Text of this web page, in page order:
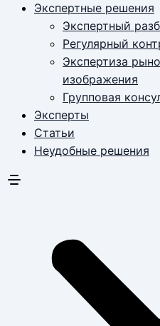
Экспертные решения
Экспертный
Регулярный
Экспертиза
изображения
Групповая
Эксперты
Статьи
Неудобные решения